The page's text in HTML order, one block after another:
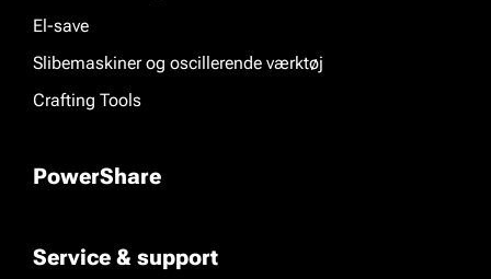
El-save
Slibemaskiner og oscillerende værktøj
Crafting Tools
PowerShare
Service & support